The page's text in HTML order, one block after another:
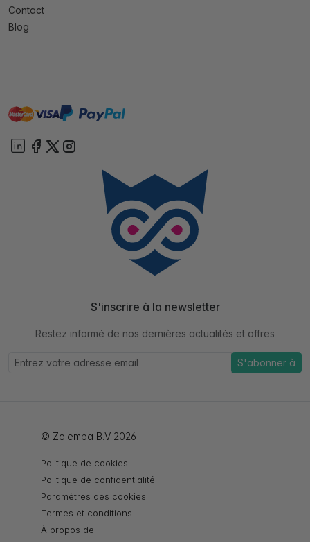
Contact
Blog
mastervisa paypal
S'inscrire à la newsletter
Restez informé de nos dernières actualités et offres
S'abonner à
© Zolemba B.V 2026
Politique de cookies
Politique de confidentialité
Paramètres des cookies
Termes et conditions
À propos de